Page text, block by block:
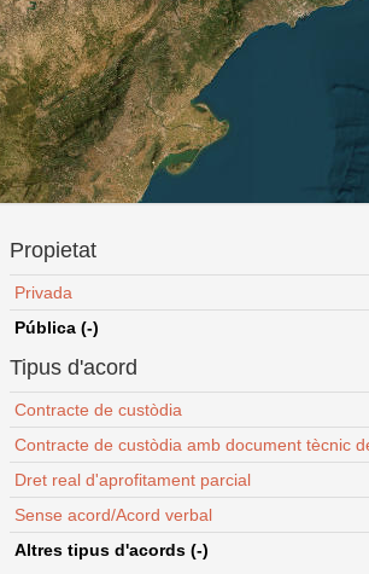
Propietat
Privada
Pública (-)
Tipus d'acord
Contracte de custòdia
Contracte de custòdia amb document tècnic
Dret real d'aprofitament parcial
Sense acord/Acord verbal
Altres tipus d'acords (-)